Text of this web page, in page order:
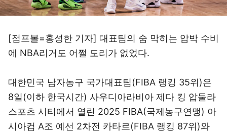
[점프볼=홍성한 기자] 대표팀의 숨 막히는 압박 수비
에 NBA리거도 어쩔 도리가 없었다.
대한민국 남자농구 국가대표팀(FIBA 랭킹 35위)은
8일(이하 한국시간) 사우디아라비아 제다 킹 압둘라
스포츠 시티에서 열린 2025 FIBA(국제농구연맹) 아
시아컵 A조 예선 2차전 카타르(FIBA 랭킹 87위)와